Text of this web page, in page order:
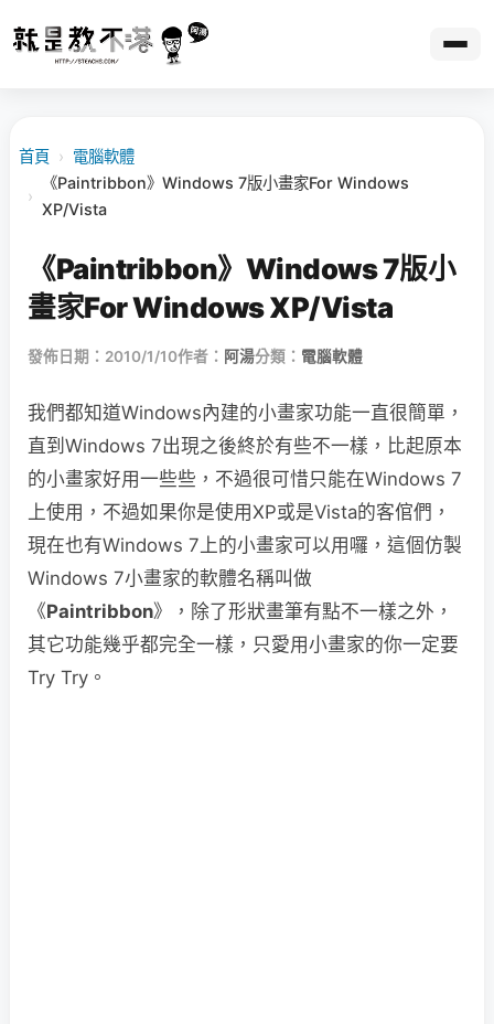
首頁 › 電腦軟體
›
《Paintribbon》Windows 7版小畫家For Windows
XP/Vista
《Paintribbon》Windows 7版小
畫家For Windows XP/Vista
發佈日期：2010/1/10作者： 阿湯分類： 電腦軟體
我們都知道Windows內建的小畫家功能一直很簡單，
直到Windows 7出現之後終於有些不一樣，比起原本
的小畫家好用一些些，不過很可惜只能在Windows 7
上使用，不過如果你是使用XP或是Vista的客倌們，
現在也有Windows 7上的小畫家可以用囉，這個仿製
Windows 7小畫家的軟體名稱叫做
《Paintribbon》，除了形狀畫筆有點不一樣之外，
其它功能幾乎都完全一樣，只愛用小畫家的你一定要
Try Try。